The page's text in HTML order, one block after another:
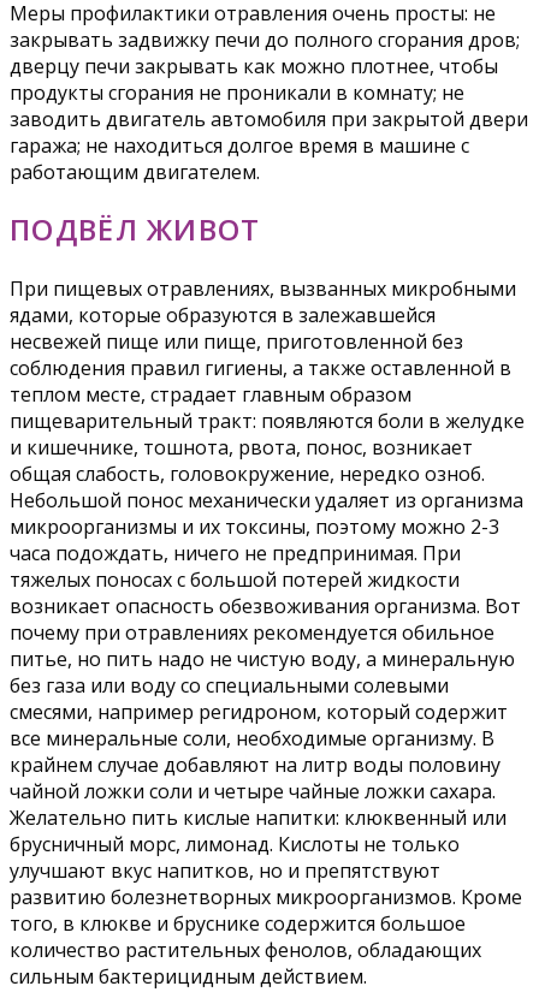
Меры профилактики отравления очень просты: не
закрывать задвижку печи до полного сгорания дров;
дверцу печи закрывать как можно плотнее, чтобы
продукты сгорания не проникали в комнату; не
заводить двигатель автомобиля при закрытой двери
гаража; не находиться долгое время в машине с
работающим двигателем.
ПОДВЁЛ ЖИВОТ
При пищевых отравлениях, вызванных микробными
ядами, которые образуются в залежавшейся
несвежей пище или пище, приготовленной без
соблюдения правил гигиены, а также оставленной в
теплом месте, страдает главным образом
пищеварительный тракт: появляются боли в желудке
и кишечнике, тошнота, рвота, понос, возникает
общая слабость, головокружение, нередко озноб.
Небольшой понос механически удаляет из организма
микроорганизмы и их токсины, поэтому можно 2-3
часа подождать, ничего не предпринимая. При
тяжелых поносах с большой потерей жидкости
возникает опасность обезвоживания организма. Вот
почему при отравлениях рекомендуется обильное
питье, но пить надо не чистую воду, а минеральную
без газа или воду со специальными солевыми
смесями, например регидроном, который содержит
все минеральные соли, необходимые организму. В
крайнем случае добавляют на литр воды половину
чайной ложки соли и четыре чайные ложки сахара.
Желательно пить кислые напитки: клюквенный или
брусничный морс, лимонад. Кислоты не только
улучшают вкус напитков, но и препятствуют
развитию болезнетворных микроорганизмов. Кроме
того, в клюкве и бруснике содержится большое
количество растительных фенолов, обладающих
сильным бактерицидным действием.